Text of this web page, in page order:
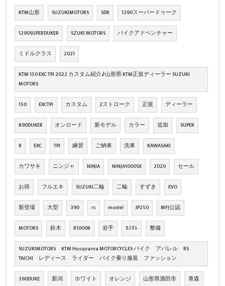
KTM山形 SUZUKIMOTORS SDR 1290スーパードゥーク
1290SUPERDUKER SZUKI MOTORS バイクアドベンチャー
ミドルクラス 2021
KTM 150 EXC TPI 2022 カスタム紹介♪山形県 KTM正規ディーラー SUZUKI
MOTORS
150 EXCTPI カスタム 2ストローク 正規 ディーラー
890DUKER オンロード 新モデル カラー 追加 SUPER
R EXC TPI 練習 ご納車 洗車 KAWASAKI
カワサキ ニンジャ NINJA NINJA1000SX 2020 セール
お得 フルエキ SUZUKI二輪 二輪 すずき EVO
新登場 大型 390 rc model JP250 MFJ公認
MOTORS 鈴木 R1000R 岩手 ｶｽﾀﾑ 整備
SUZUKIMOTORS KTM Husqvarna MOTORCYCLES バイク アパレル RS
TAICHI レディース ライダー バイク乗り服装 ファッション
390DUKE 新潟 ホワイト オレンジ 山形県酒田市 青森